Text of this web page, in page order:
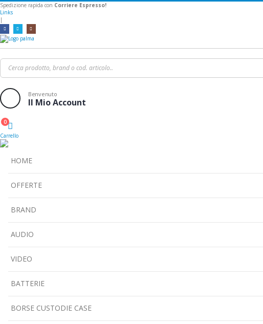
Spedizione rapida con Corriere Espresso!
Links
|
Benvenuto
Il Mio Account
Cart
0
Carrello
HOME
OFFERTE
BRAND
AUDIO
VIDEO
BATTERIE
BORSE CUSTODIE CASE